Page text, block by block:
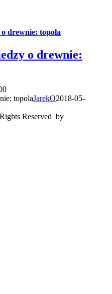
drewnie: topola
o drewnie:
topolaJarekO2018-05-
Reserved by